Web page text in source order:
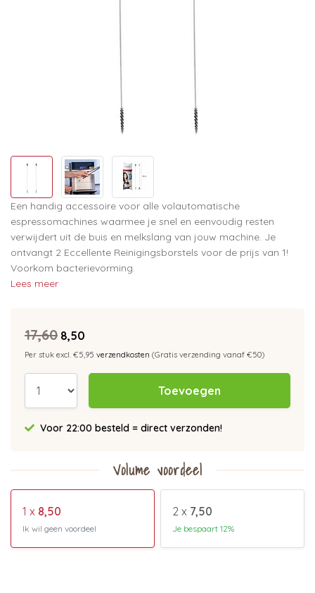
Een handig accessoire voor alle volautomatische
espressomachines waarmee je snel en eenvoudig resten
verwijdert uit de buis en melkslang van jouw machine. Je
ontvangt 2 Eccellente Reinigingsborstels voor de prijs van 1!
Voorkom bacterievorming.
Lees meer
17,60 8,50
Per stuk excl. €5,95 verzendkosten (Gratis verzending vanaf €50)
Toevoegen
Voor 22:00 besteld = direct verzonden!
Volume voordeel
1 x 8,50
Ik wil geen voordeel
2 x 7,50
Je bespaart 12%